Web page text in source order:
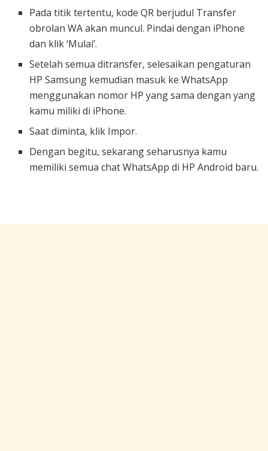
Pada titik tertentu, kode QR berjudul Transfer
obrolan WA akan muncul. Pindai dengan iPhone
dan klik ‘Mulai’.
Setelah semua ditransfer, selesaikan pengaturan
HP Samsung kemudian masuk ke WhatsApp
menggunakan nomor HP yang sama dengan yang
kamu miliki di iPhone.
Saat diminta, klik Impor.
Dengan begitu, sekarang seharusnya kamu
memiliki semua chat WhatsApp di HP Android baru.